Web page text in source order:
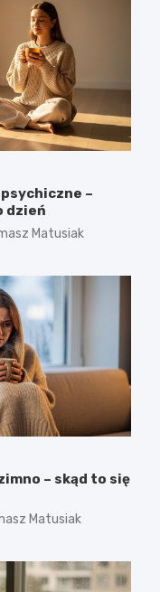
–
dzień
Matusiak
– skąd to się
Matusiak